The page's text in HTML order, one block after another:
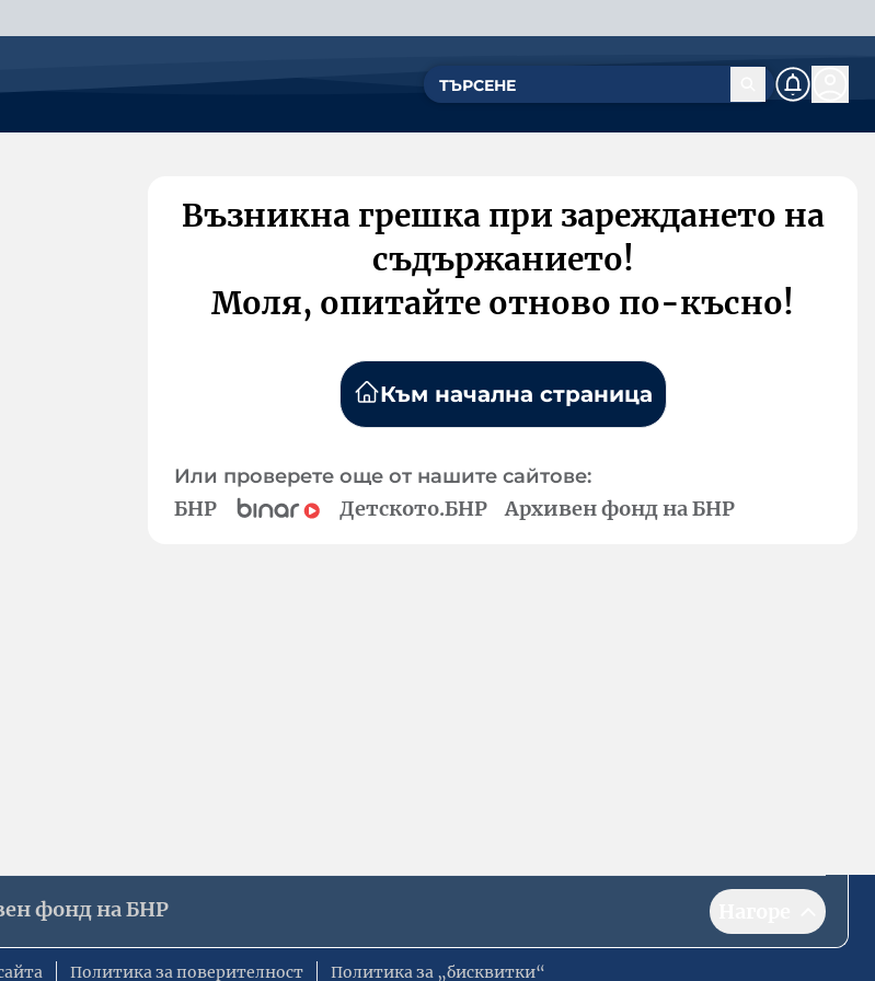
Възникна грешка при зареждането на
съдържанието!
Моля, опитайте отново по-късно!
Към начална страница
Или проверете още от нашите сайтове:
БНР Детското.БНР Архивен фонд на БНР
фонд на БНР
Политика за поверителност Политика за „бисквитки“